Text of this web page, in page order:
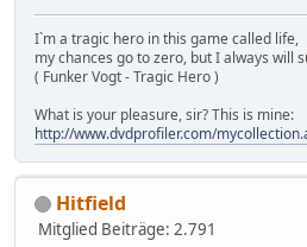
I`m a tragic hero in this game called life,
my chances go to zero, but I always will
( Funker Vogt - Tragic Hero )
What is your pleasure, sir? This is mine:
http://www.dvdprofiler.com/
Hitfield
Mitglied Beiträge: 2.791